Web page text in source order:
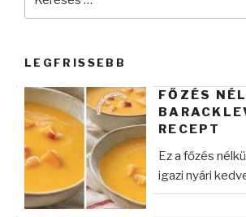
LEGFRISSEBB
FŐZÉS
RECEPT
Ez a főzés
igazi nyári